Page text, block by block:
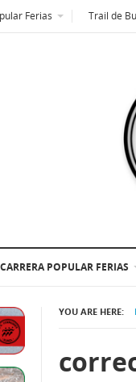
Ferias Trail de
CARRERA POPULAR FERIAS
YOU ARE HERE: